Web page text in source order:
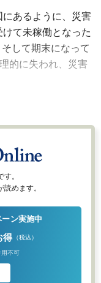
にあるように、災害
けて未稼働となった
して期末になって
的に失われ、災害
。
めます。
ン実施中
得 （税込）
不可